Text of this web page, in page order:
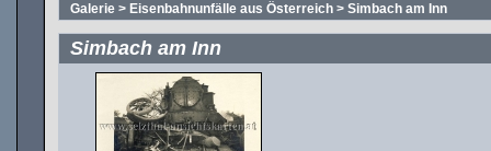
Galerie > Eisenbahnunfälle aus Österreich > Simbach am Inn
Simbach am Inn